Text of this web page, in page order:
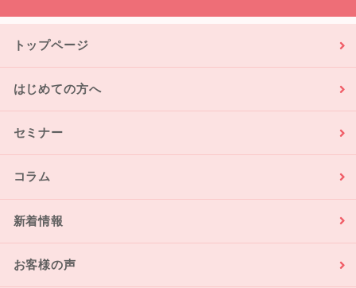
トップページ
はじめての方へ
セミナー
コラム
新着情報
お客様の声